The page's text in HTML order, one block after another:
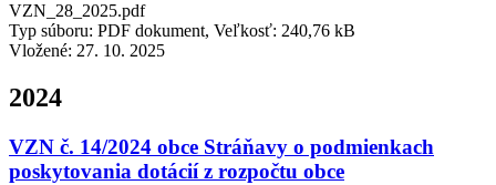
VZN_28_2025.pdf
Typ súboru: PDF dokument, Veľkosť: 240,76 kB
Vložené: 27. 10. 2025
2024
VZN č. 14/2024 obce Stráňavy o podmienkach
poskytovania dotácií z rozpočtu obce